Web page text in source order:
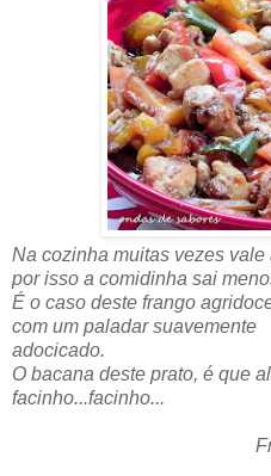
Na cozinha muitas vezes
por isso a comidinha sai
É o caso deste frango
com um paladar suavemente
adocicado.
O bacana deste prato, é que
facinho...facinho...